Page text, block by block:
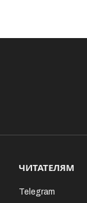
ЧИТАТЕЛЯМ
Telegram